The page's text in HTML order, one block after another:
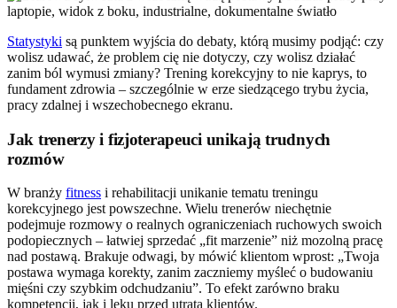
Statystyki są punktem wyjścia do debaty, którą musimy podjąć: czy
wolisz udawać, że problem cię nie dotyczy, czy wolisz działać
zanim ból wymusi zmiany? Trening korekcyjny to nie kaprys, to
fundament zdrowia – szczególnie w erze siedzącego trybu życia,
pracy zdalnej i wszechobecnego ekranu.
Jak trenerzy i fizjoterapeuci unikają trudnych
rozmów
W branży fitness i rehabilitacji unikanie tematu treningu
korekcyjnego jest powszechne. Wielu trenerów niechętnie
podejmuje rozmowy o realnych ograniczeniach ruchowych swoich
podopiecznych – łatwiej sprzedać „fit marzenie” niż mozolną pracę
nad postawą. Brakuje odwagi, by mówić klientom wprost: „Twoja
postawa wymaga korekty, zanim zaczniemy myśleć o budowaniu
mięśni czy szybkim odchudzaniu”. To efekt zarówno braku
kompetencji, jak i lęku przed utratą klientów.